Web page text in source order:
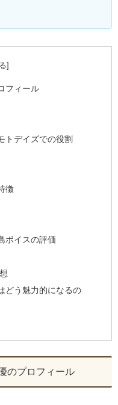
フィール
トデイズでの役割
徴
ボイスの評価
どう魅力的になるの
のプロフィール